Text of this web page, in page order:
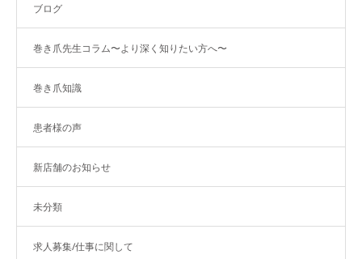
ブログ
巻き爪先生コラム〜より深く知りたい方へ〜
巻き爪知識
患者様の声
新店舗のお知らせ
未分類
求人募集/仕事に関して